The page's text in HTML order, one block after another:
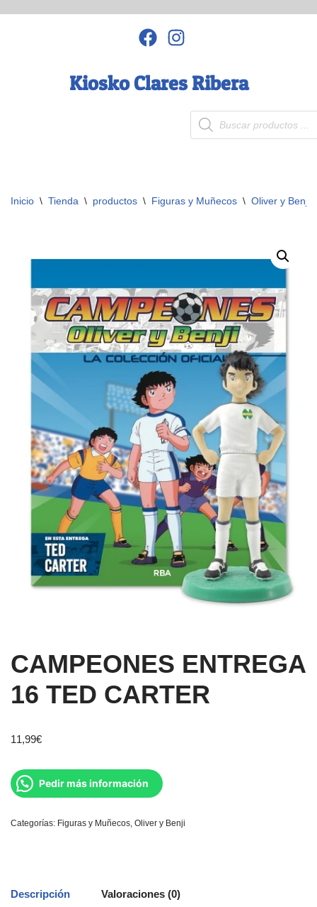
Kiosko Clares Ribera
Inicio \ Tienda \ productos \ Figuras y Muñecos \ Oliver y Benji
CAMPEONES ENTREGA
16 TED CARTER
11,99€
Pedir más información
Categorías: Figuras y Muñecos, Oliver y Benji
Descripción Valoraciones (0)